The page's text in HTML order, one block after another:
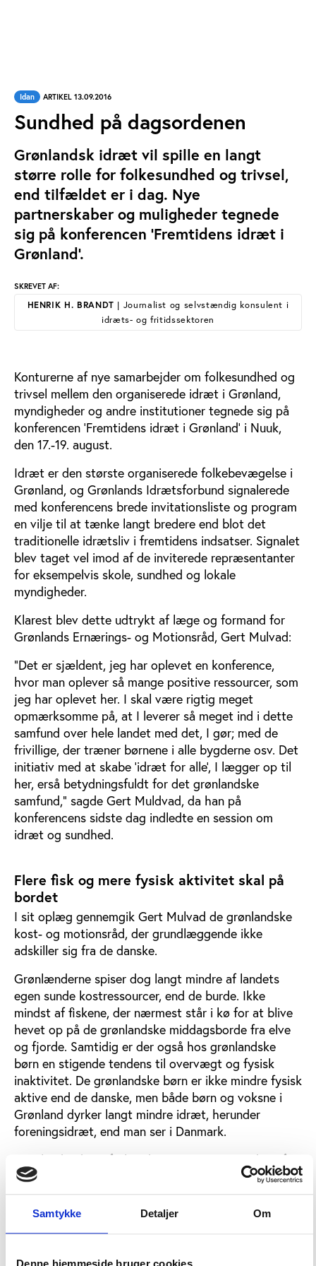
Samtykke Detaljer Om
Denne hjemmeside bruger cookies
Idan ARTIKEL 13.09.2016
Sundhed på dagsordenen
Grønlandsk idræt vil spille en langt
større rolle for folkesundhed og trivsel,
end tilfældet er i dag. Nye
partnerskaber og muligheder tegnede
sig på konferencen ’Fremtidens idræt i
Grønland’.
SKREVET AF:
HENRIK H. BRANDT | Journalist og selvstændig konsulent i
idræts- og fritidssektoren
Konturerne af nye samarbejder om folkesundhed og
trivsel mellem den organiserede idræt i Grønland,
myndigheder og andre institutioner tegnede sig på
konferencen ’Fremtidens idræt i Grønland’ i Nuuk,
den 17.-19. august.
Idræt er den største organiserede folkebevægelse i
Grønland, og Grønlands Idrætsforbund signalerede
med konferencens brede invitationsliste og program
en vilje til at tænke langt bredere end blot det
traditionelle idrætsliv i fremtidens indsatser. Signalet
blev taget vel imod af de inviterede repræsentanter
for eksempelvis skole, sundhed og lokale
myndigheder.
Klarest blev dette udtrykt af læge og formand for
Grønlands Ernærings- og Motionsråd, Gert Mulvad:
”Det er sjældent, jeg har oplevet en konference,
hvor man oplever så mange positive ressourcer, som
jeg har oplevet her. I skal være rigtig meget
opmærksomme på, at I leverer så meget ind i dette
samfund over hele landet med det, I gør; med de
frivillige, der træner børnene i alle bygderne osv. Det
initiativ med at skabe ’idræt for alle’, I lægger op til
her, erså betydningsfuldt for det grønlandske
samfund,” sagde Gert Muldvad, da han på
konferencens sidste dag indledte en session om
idræt og sundhed.
Flere fisk og mere fysisk aktivitet skal på
bordet
I sit oplæg gennemgik Gert Mulvad de grønlandske
kost- og motionsråd, der grundlæggende ikke
adskiller sig fra de danske.
Grønlænderne spiser dog langt mindre af landets
egen sunde kostressourcer, end de burde. Ikke
mindst af fiskene, der nærmest står i kø for at blive
hevet op på de grønlandske middagsborde fra elve
og fjorde. Samtidig er der også hos grønlandske
børn en stigende tendens til overvægt og fysisk
inaktivitet. De grønlandske børn er ikke mindre fysisk
aktive end de danske, men både børn og voksne i
Grønland dyrker langt mindre idræt, herunder
foreningsidræt, end man ser i Danmark.
Grønlands Idrætsforbunds nye strategi om idræt for
alle og forbundets initiativ til en idrætskonference,
der for første gang nogensinde samlede såvel
idrætten som kommuner og sundhedsmyndigheder,
som redskab til mere fysisk aktivitet og som